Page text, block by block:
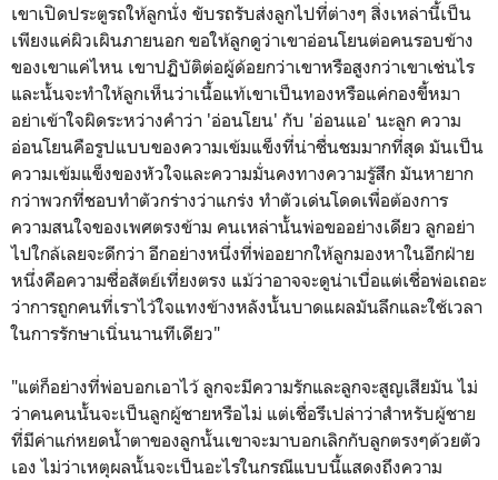
เขาเปิดประตูรถให้ลูกนั่ง ขับรถรับส่งลูกไปที่ต่างๆ สิ่งเหล่านี้เป็น
เพียงแค่ผิวเผินภายนอก ขอให้ลูกดูว่าเขาอ่อนโยนต่อคนรอบข้าง
ของเขาแค่ไหน เขาปฏิบัติต่อผู้ด้อยกว่าเขาหรือสูงกว่าเขาเช่นไร
และนั้นจะทำให้ลูกเห็นว่าเนื้อแท้เขาเป็นทองหรือแค่กองขี้หมา
อย่าเข้าใจผิดระหว่างคำว่า 'อ่อนโยน' กับ 'อ่อนแอ' นะลูก ความ
อ่อนโยนคือรูปแบบของความเข้มแข็งที่น่าชื่นชมมากที่สุด มันเป็น
ความเข้มแข็งของหัวใจและความมั่นคงทางความรู้สึก มันหายาก
กว่าพวกที่ชอบทำตัวกร่างว่าแกร่ง ทำตัวเด่นโดดเพื่อต้องการ
ความสนใจของเพศตรงข้าม คนเหล่านั้นพ่อขออย่างเดียว ลูกอย่า
ไปใกล้เลยจะดีกว่า อีกอย่างหนึ่งที่พ่ออยากให้ลูกมองหาในอีกฝ่าย
หนึ่งคือความซื่อสัตย์เที่ยงตรง แม้ว่าอาจจะดูน่าเบื่อแต่เชื่อพ่อเถอะ
ว่าการถูกคนที่เราไว้ใจแทงข้างหลังนั้นบาดแผลมันลึกและใช้เวลา
ในการรักษาเนิ่นนานทีเดียว"
"แต่ก็อย่างที่พ่อบอกเอาไว้ ลูกจะมีความรักและลูกจะสูญเสียมัน ไม่
ว่าคนคนนั้นจะเป็นลูกผู้ชายหรือไม่ แต่เชื่อรึเปล่าว่าสำหรับผู้ชาย
ที่มีค่าแก่หยดน้ำตาของลูกนั้นเขาจะมาบอกเลิกกับลูกตรงๆด้วยตัว
เอง ไม่ว่าเหตุผลนั้นจะเป็นอะไรในกรณีแบบนี้แสดงถึงความ